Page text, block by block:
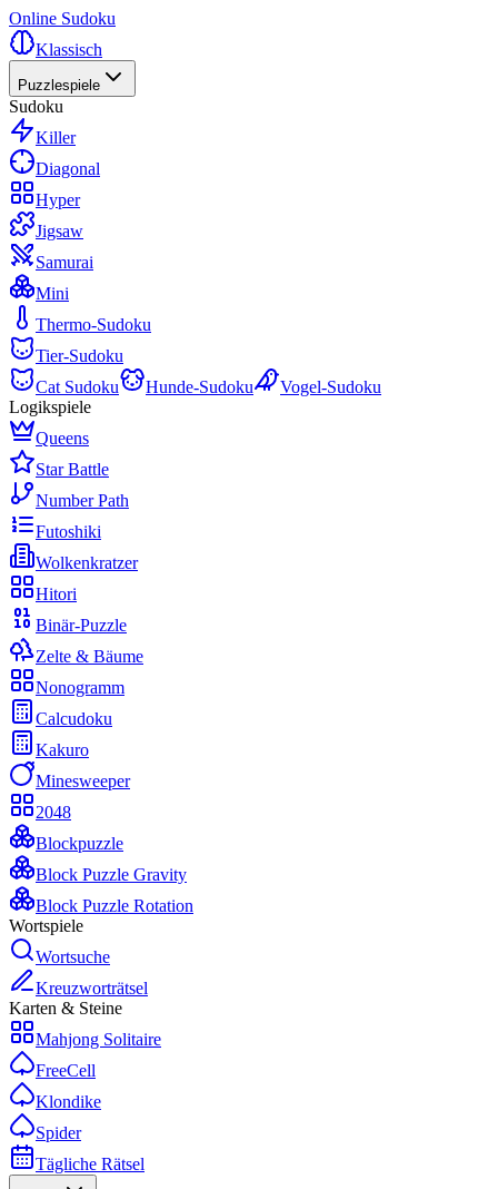
Online Sudoku
Klassisch
Puzzlespiele
Sudoku
Killer
Diagonal
Hyper
Jigsaw
Samurai
Mini
Thermo-Sudoku
Tier-Sudoku
Cat Sudoku
Hunde-Sudoku
Vogel-Sudoku
Logikspiele
Queens
Star Battle
Number Path
Futoshiki
Wolkenkratzer
Hitori
Binär-Puzzle
Zelte & Bäume
Nonogramm
Calcudoku
Kakuro
Minesweeper
2048
Blockpuzzle
Block Puzzle Gravity
Block Puzzle Rotation
Wortspiele
Wortsuche
Kreuzworträtsel
Karten & Steine
Mahjong Solitaire
FreeCell
Klondike
Spider
Tägliche Rätsel